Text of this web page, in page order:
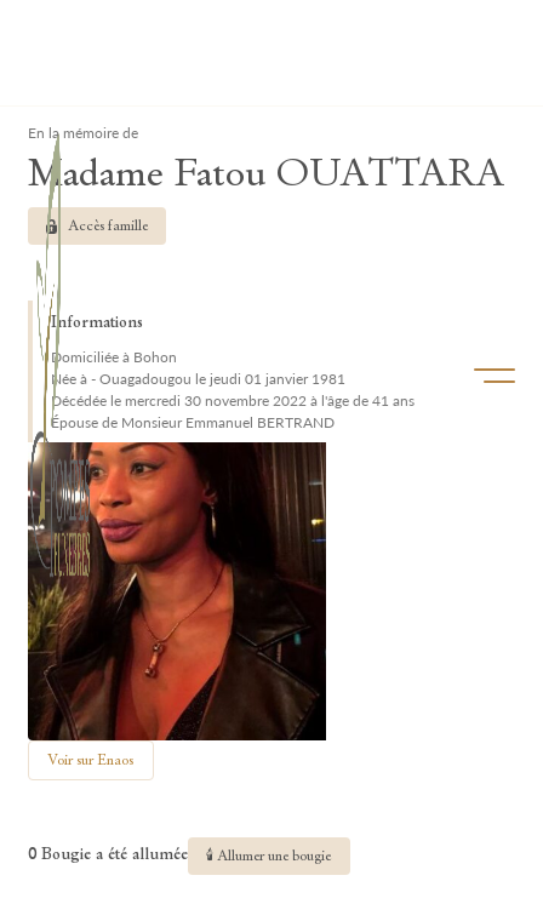
Ouvrir/
En la mémoire de
Madame Fatou OUATTARA
Accès famille
Informations
Domiciliée à Bohon
Née à - Ouagadougou le jeudi 01 janvier 1981
Décédée le mercredi 30 novembre 2022 à l'âge de 41 ans
Épouse de Monsieur Emmanuel BERTRAND
Voir sur Enaos
0 Bougie a été allumée 🕯 Allumer une bougie